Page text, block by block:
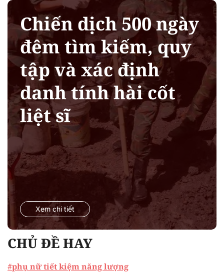
Chiến dịch 500 ngày
đêm tìm kiếm, quy
tập và xác định
danh tính hài cốt
liệt sĩ
Xem chi tiết
CHỦ ĐỀ HAY
#phụ nữ tiết kiệm năng lượng